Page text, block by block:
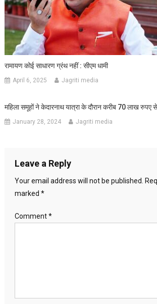
रामायण कोई साधारण ग्रंथ नहीं : सीएम धामी
April 6, 2025 Jagriti media
महिला समूहों ने केदारनाथ यात्रा के दौरान करीब 70 लाख रुपए से
January 28, 2024 Jagriti media
Leave a Reply
Your email address will not be published.
marked *
Comment*